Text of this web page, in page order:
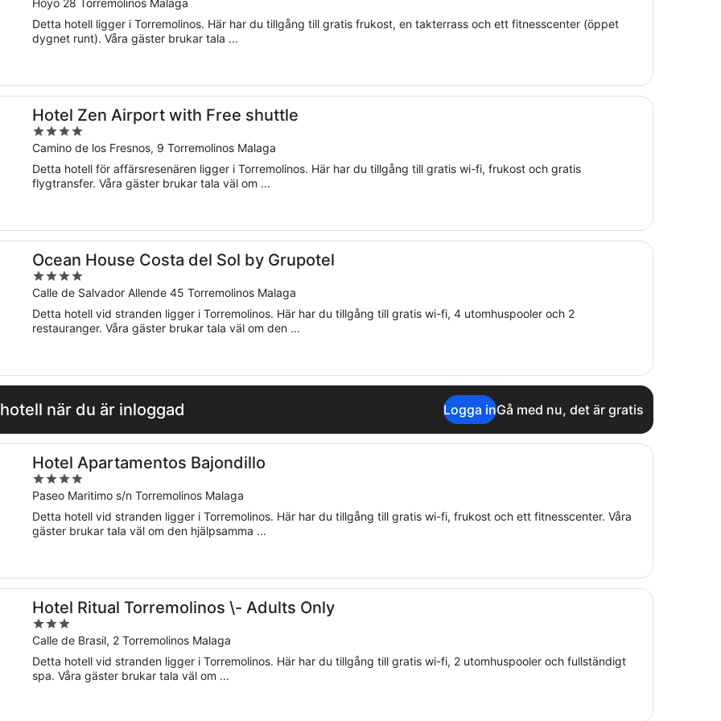
of
5
Detta hotell ligger i Torremolinos. Här har du tillgång till gratis frukost, en takterrass och ett fitnesscenter (öppet
dygnet runt). Våra gäster brukar tala ...
Hotel Zen Airport with Free shuttle
4
out
of
5
Camino de los Fresnos, 9 Torremolinos Malaga
Detta hotell för affärsresenären ligger i Torremolinos. Här har du tillgång till gratis wi-fi, frukost och gratis
flygtransfer. Våra gäster brukar tala väl om ...
Ocean House Costa del Sol by Grupotel
4
out
of
5
Calle de Salvador Allende 45 Torremolinos Malaga
Detta hotell vid stranden ligger i Torremolinos. Här har du tillgång till gratis wi-fi, 4 utomhuspooler och 2
restauranger. Våra gäster brukar tala väl om den ...
när du är inloggad Logga inGå med nu, det är gratis
Hotel Apartamentos Bajondillo
4
out
of
5
Paseo Maritimo s/n Torremolinos Malaga
Detta hotell vid stranden ligger i Torremolinos. Här har du tillgång till gratis wi-fi, frukost och ett fitnesscenter. Våra
gäster brukar tala väl om den hjälpsamma ...
Hotel Ritual Torremolinos \- Adults Only
3
out
of
5
Calle de Brasil, 2 Torremolinos Malaga
Detta hotell vid stranden ligger i Torremolinos. Här har du tillgång till gratis wi-fi, 2 utomhuspooler och fullständigt
spa. Våra gäster brukar tala väl om ...